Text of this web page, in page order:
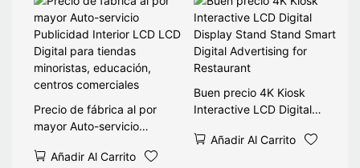
personalizado OEM.
86 pulgadas para el OEM
de publicidad en el centro
comercial disponible
Precio de fábrica al por
mayor Auto-servicio
Digital para tiendas
Añadir Al Carrito
Buen precio 4K Kiosk
Interactive LCD Digital
Digital Advertising for
Añadir Al Carrito